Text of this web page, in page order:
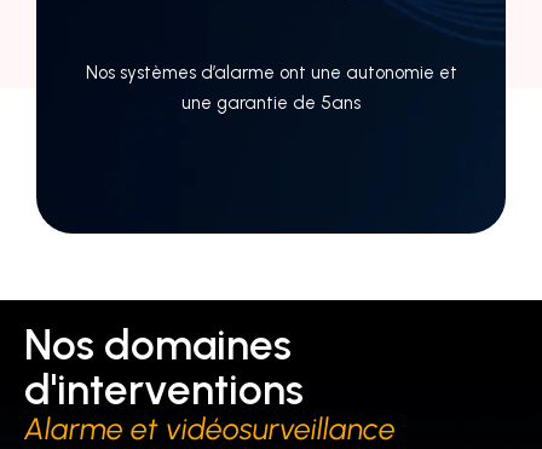
Nos systèmes d’alarme ont une autonomie et
une garantie de 5ans
Nos domaines
d'interventions
Alarme et vidéosurveillance